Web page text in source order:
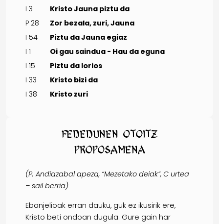
I 3
Kristo Jauna piztu da
P 28
Zor bezala, zuri, Jauna
I 54
Piztu da Jauna egiaz
I 1
Oi gau saindua - Hau da eguna
I 15
Piztu da lorios
I 33
Kristo bizi da
I 38
Kristo zuri
Fededunen otoitz
proposamena
(P. Andiazabal apeza, “Mezetako deiak”, C urtea
– sail berria)
Ebanjelioak erran dauku, guk ez ikusirik ere,
Kristo beti ondoan dugula. Gure gain har